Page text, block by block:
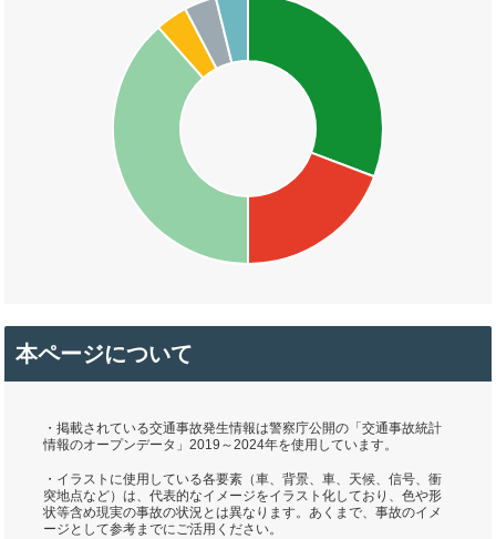
本ページについて
・掲載されている交通事故発生情報は警察庁公開の「交通事故統計
情報のオープンデータ」2019～2024年を使用しています。
・イラストに使用している各要素（車、背景、車、天候、信号、衝
突地点など）は、代表的なイメージをイラスト化しており、色や形
状等含め現実の事故の状況とは異なります。あくまで、事故のイメ
ージとして参考までにご活用ください。